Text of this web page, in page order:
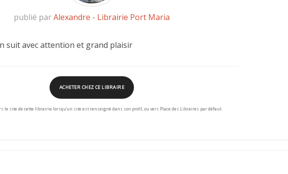
publié parAlexandre - Librairie Port Maria
suit avec attention et grand plaisir
ACHETER CHEZ CE LIBRAIRE
le site de cette librairie lorsqu’un site est renseigné dans son profil, ou vers Place des Libraires par défaut.